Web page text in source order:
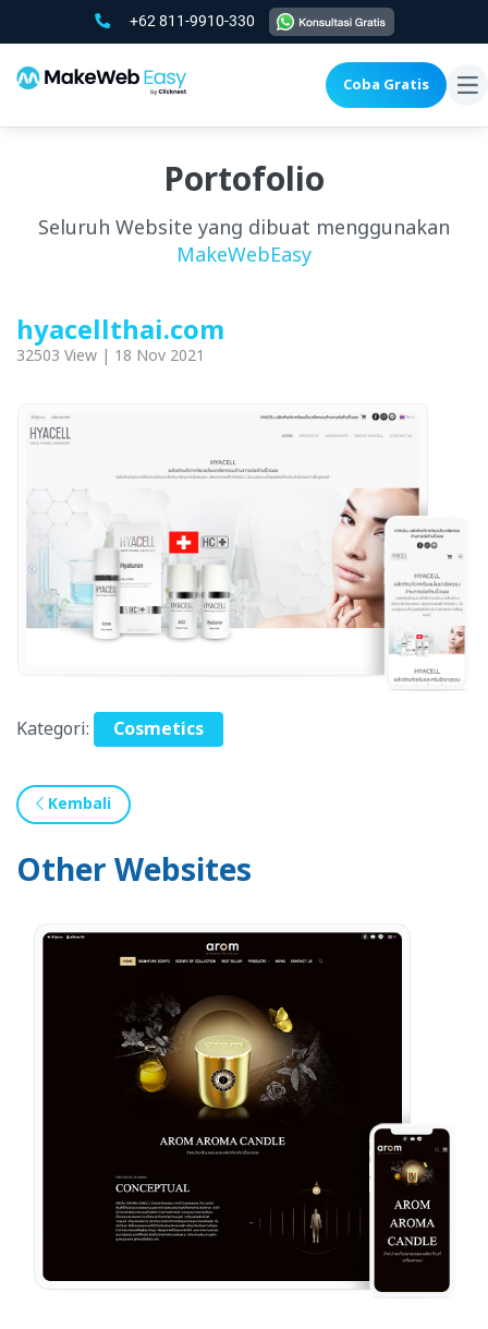
+62 811-9910-330
Coba Gratis
Portofolio
Seluruh Website yang dibuat menggunakan
MakeWebEasy
hyacellthai.com
32503 View | 18 Nov 2021
Kategori: Cosmetics
Kembali
Other Websites